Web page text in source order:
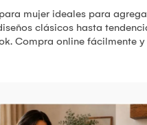
mujer ideales para
clásicos hasta
Compra online fácilmente